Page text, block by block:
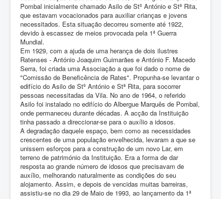
Pombal inicialmente chamado Asilo de Stº António e Stª Rita,
que estavam vocacionados para auxiliar crianças e jovens
necessitados. Esta situação decorreu somente até 1922,
devido à escassez de meios provocada pela 1ª Guerra
Mundial.
Em 1929, com a ajuda de uma herança de dois ilustres
Ratenses - António Joaquim Guimarães e António F. Macedo
Serra, foi criada uma Associação a que foi dado o nome de
"Comissão de Beneficência de Rates". Propunha-se levantar o
edifício do Asilo de Stº António e Stª Rita, para socorrer
pessoas necessitadas da Vila. No ano de 1964, o referido
Asilo foi instalado no edifício do Albergue Marquês de Pombal,
onde permaneceu durante décadas. A acção da Instituição
tinha passado a direccionar-se para o auxílio a idosos.
A degradação daquele espaço, bem como as necessidades
crescentes de uma população envelhecida, levaram a que se
unissem esforços para a construção de um novo Lar, em
terreno de património da Instituição. Era a forma de dar
resposta ao grande número de idosos que precisavam de
auxílio, melhorando naturalmente as condições do seu
alojamento. Assim, e depois de vencidas muitas barreiras,
assistiu-se no dia 29 de Maio de 1993, ao lançamento da 1ª